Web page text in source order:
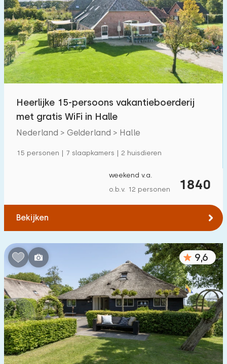
Heerlijke 15-persoons vakantieboerderij
met gratis WiFi in Halle
Nederland > Gelderland > Halle
15 personen | 7 slaapkamers | 2 huisdieren
1840
weekend v.a.
o.b.v. 12 personen
Bekijken
9,6